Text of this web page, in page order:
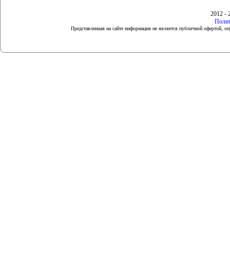
2012 -
Представленная на сайте информация не является публичной